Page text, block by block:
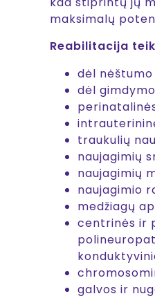
maksimalų
Reabilitacija
dėl
dėl
traukulių
naujagimių
naujagimių
naujagimio
medžiagų
centrinės ir
galvos ir